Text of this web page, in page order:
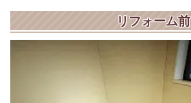
リフォーム前